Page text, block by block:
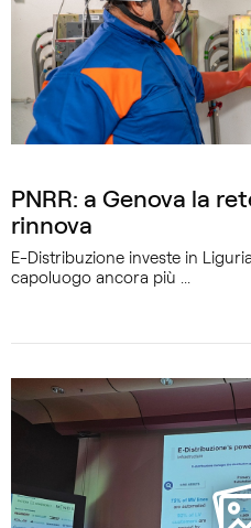
PNRR: a Genova la
rinnova
E-Distribuzione investe in
capoluogo ancora più ...